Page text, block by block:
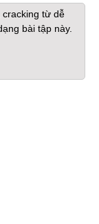
cracking từ dễ
bài tập này.